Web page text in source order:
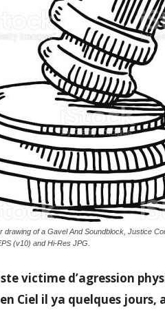
drawing of a Gavel And Soundblock, Justice
(v10) and Hi-Res JPG.
victime d’agression
en Ciel il ya quelques